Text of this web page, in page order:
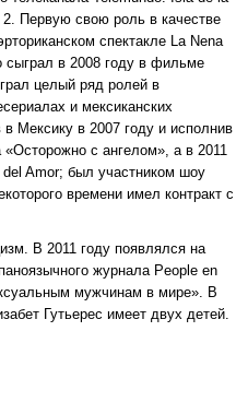
Первую свою роль в качестве
спектакле La Nena
сыграл в 2008 году в фильме
целый ряд ролей в
и мексиканских
Мексику в 2007 году и исполнив
с ангелом», а в 2011
Amor; был участником шоу
времени имел контракт с
В 2011 году появлялся на
журнала People en
мужчинам в мире». В
Гутьерес имеет двух детей.